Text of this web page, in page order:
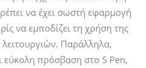
να έχει σωστή εφαρμογή
να εμποδίζει τη χρήση της
Παράλληλα,
εύκολη πρόσβαση στο S Pen,